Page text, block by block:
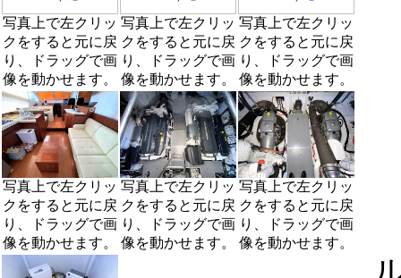
写真上で左クリッ
クをすると元に戻
り、ドラッグで画
像を動かせます。
写真上で左クリッ
クをすると元に戻
り、ドラッグで画
像を動かせます。
写真上で左クリッ
クをすると元に戻
り、ドラッグで画
像を動かせます。
写真上で左クリッ
クをすると元に戻
り、ドラッグで画
像を動かせます。
写真上で左クリッ
クをすると元に戻
り、ドラッグで画
像を動かせます。
写真上で左クリッ
クをすると元に戻
り、ドラッグで画
像を動かせます。